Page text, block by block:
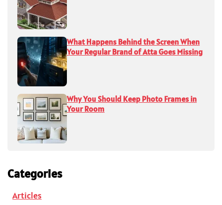
What Happens Behind the Screen When
Your Regular Brand of Atta Goes Missing
Why You Should Keep Photo Frames in
Your Room
Categories
Articles